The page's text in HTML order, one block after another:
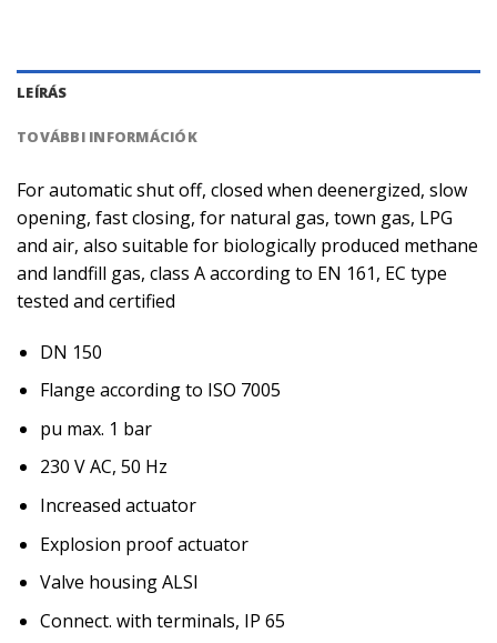
LEÍRÁS
TOVÁBBI INFORMÁCIÓK
For automatic shut off, closed when deenergized, slow
opening, fast closing, for natural gas, town gas, LPG
and air, also suitable for biologically produced methane
and landfill gas, class A according to EN 161, EC type
tested and certified
DN 150
Flange according to ISO 7005
pu max. 1 bar
230 V AC, 50 Hz
Increased actuator
Explosion proof actuator
Valve housing ALSI
Connect. with terminals, IP 65